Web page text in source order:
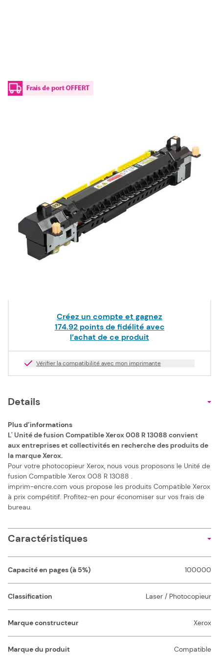
008 R 13088 Xerox - unité de fusion Compatible
209,90 €TTC
174,92 €
Créez un compte et gagnez
174.92points de fidélité avec
l’achat de ce produit
Vérifier la compatibilité avec mon imprimante
Details
Plus d’informations
L' Unité de fusion CompatibleXerox 008 R 13088 convient
aux entreprises et collectivités en recherche des produits de
la marque Xerox.
Pour votre photocopieur Xerox, nous vous proposons le Unité de
fusion Compatible Xerox 008 R 13088 .
imprim-encre.com vous propose les produits Compatible Xerox
à prix compétitif. Profitez-en pour économiser sur vos frais de
bureau.
Caractéristiques
Capacité en pages (à 5%) 100000
Classification Laser / Photocopieur
Marque constructeur Xerox
Marque du produit Compatible